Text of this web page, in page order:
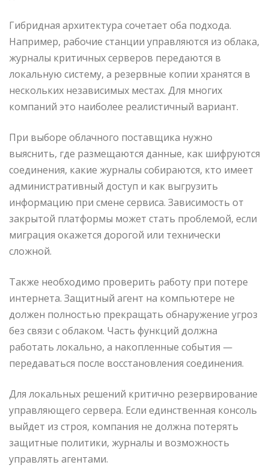
Гибридная архитектура сочетает оба подхода.
Например, рабочие станции управляются из облака,
журналы критичных серверов передаются в
локальную систему, а резервные копии хранятся в
нескольких независимых местах. Для многих
компаний это наиболее реалистичный вариант.
При выборе облачного поставщика нужно
выяснить, где размещаются данные, как шифруются
соединения, какие журналы собираются, кто имеет
административный доступ и как выгрузить
информацию при смене сервиса. Зависимость от
закрытой платформы может стать проблемой, если
миграция окажется дорогой или технически
сложной.
Также необходимо проверить работу при потере
интернета. Защитный агент на компьютере не
должен полностью прекращать обнаружение угроз
без связи с облаком. Часть функций должна
работать локально, а накопленные события —
передаваться после восстановления соединения.
Для локальных решений критично резервирование
управляющего сервера. Если единственная консоль
выйдет из строя, компания не должна потерять
защитные политики, журналы и возможность
управлять агентами.